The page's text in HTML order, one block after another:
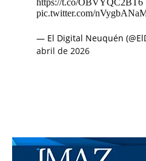
pic.twitter.com/
— El Digital Neuquén
abril de 2026